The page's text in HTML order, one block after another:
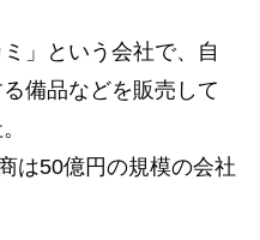
」という会社で、自
備品などを販売して
は50億円の規模の会社